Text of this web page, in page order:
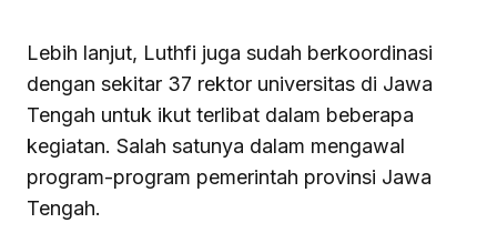
Lebih lanjut, Luthfi juga sudah berkoordinasi
dengan sekitar 37 rektor universitas di Jawa
Tengah untuk ikut terlibat dalam beberapa
kegiatan. Salah satunya dalam mengawal
program-program pemerintah provinsi Jawa
Tengah.